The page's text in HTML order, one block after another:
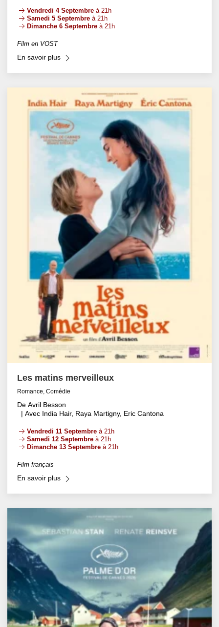
Vendredi 4 Septembre à 21h
Samedi 5 Septembre à 21h
Dimanche 6 Septembre à 21h
Film en VOST
En savoir plus
Les matins merveilleux
Romance, Comédie
De Avril Besson
| Avec India Hair, Raya Martigny, Eric Cantona
Vendredi 11 Septembre à 21h
Samedi 12 Septembre à 21h
Dimanche 13 Septembre à 21h
Film français
En savoir plus